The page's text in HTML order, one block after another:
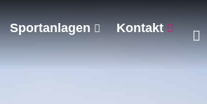
Sportanlagen Kontakt